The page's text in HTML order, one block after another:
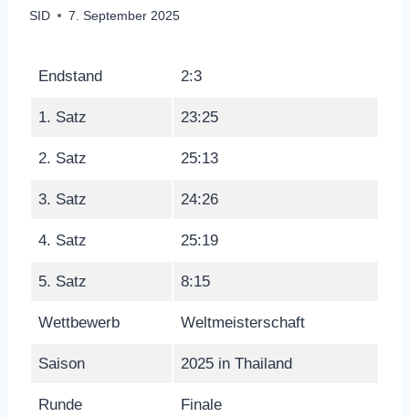
SID 7. September 2025
Endstand 2:3
1. Satz 23:25
2. Satz 25:13
3. Satz 24:26
4. Satz 25:19
5. Satz 8:15
Wettbewerb Weltmeisterschaft
Saison 2025 in Thailand
Runde Finale